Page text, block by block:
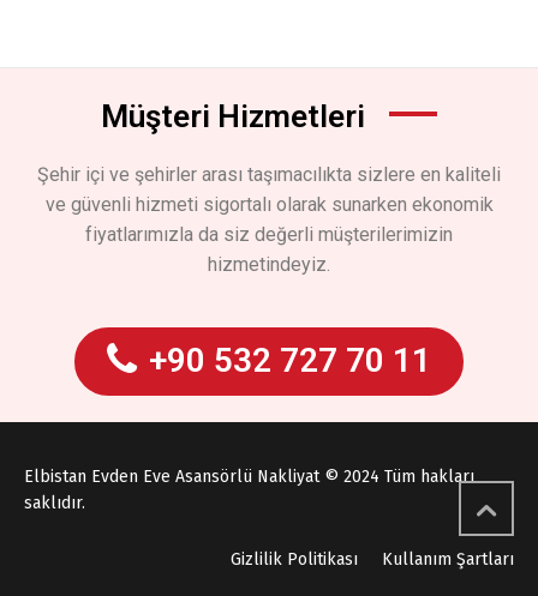
Müşteri Hizmetleri
Şehir içi ve şehirler arası taşımacılıkta sizlere en kaliteli
ve güvenli hizmeti sigortalı olarak sunarken ekonomik
fiyatlarımızla da siz değerli müşterilerimizin
hizmetindeyiz.
+90 532 727 70 11
Elbistan Evden Eve Asansörlü Nakliyat © 2024 Tüm hakları
saklıdır.
Gizlilik Politikası Kullanım Şartları